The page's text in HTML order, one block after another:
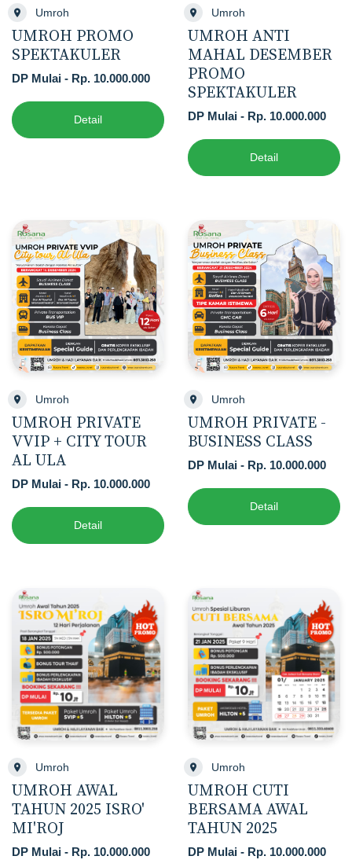
Umroh
UMROH PROMO
SPEKTAKULER
DP Mulai - Rp. 10.000.000
Detail
Umroh
UMROH ANTI
MAHAL DESEMBER
PROMO
SPEKTAKULER
DP Mulai - Rp. 10.000.000
Detail
Umroh
UMROH PRIVATE
VVIP + CITY TOUR
AL ULA
DP Mulai - Rp. 10.000.000
Detail
Umroh
UMROH PRIVATE -
BUSINESS CLASS
DP Mulai - Rp. 10.000.000
Detail
Umroh
UMROH AWAL
TAHUN 2025 ISRO'
MI'ROJ
DP Mulai - Rp. 10.000.000
Umroh
UMROH CUTI
BERSAMA AWAL
TAHUN 2025
DP Mulai - Rp. 10.000.000